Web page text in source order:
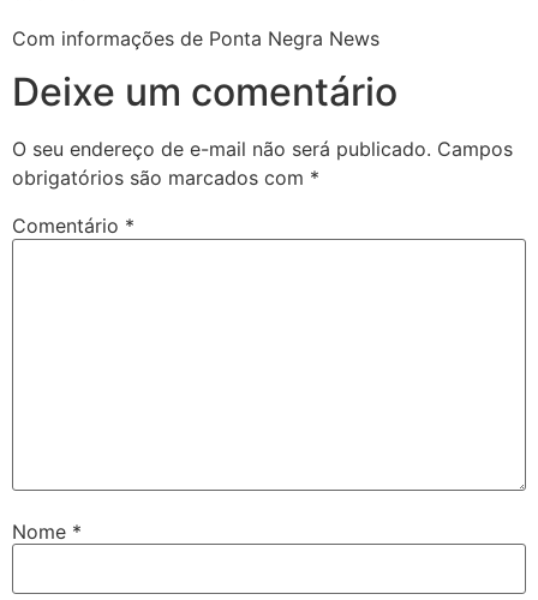
Com informações de Ponta Negra News
Deixe um comentário
O seu endereço de e-mail não será publicado. Campos
obrigatórios são marcados com *
Comentário *
Nome *